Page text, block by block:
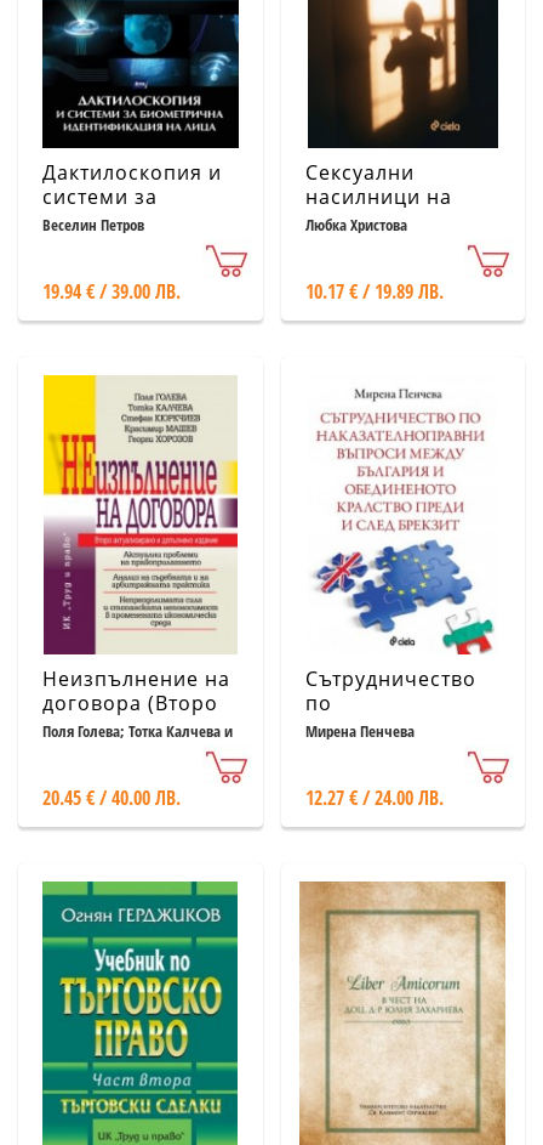
Дактилоскопия и
системи за
биометрична
идентификация на
Веселин Петров
19.94 € / 39.00 ЛВ.
Сексуални
насилници на
деца
Любка Христова
10.17 € / 19.89 ЛВ.
Неизпълнение на
договора (Второ
актуализирано и
Поля Голева; Тотка Калчева и
20.45 € / 40.00 ЛВ.
Сътрудничество
по
наказателноправни
въпроси между
Обединеното
кралство преди и
Мирена Пенчева
12.27 € / 24.00 ЛВ.